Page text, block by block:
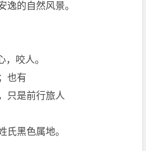
的自然风景。
咬人。
也有
是前行旅人
黑色属地。